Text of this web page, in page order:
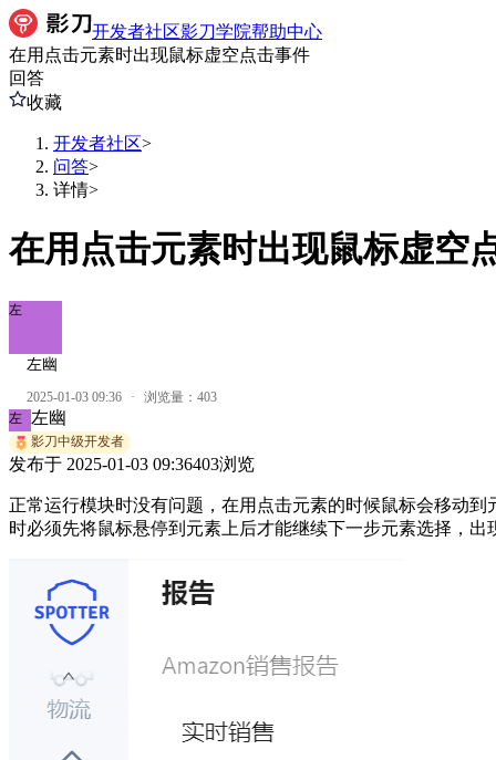
开发者社区影刀学院帮助中心
在用点击元素时出现鼠标虚空点击事件
回答
收藏
开发者社区>
问答>
详情>
在用点击元素时出现鼠标虚空
左
左幽
2025-01-03 09:36 · 浏览量： 403
左
左幽
影刀中级开发者
发布于 2025-01-03 09:36403浏览
正常运行模块时没有问题，在用点击元素的时候鼠标会移动
时必须先将鼠标悬停到元素上后才能继续下一步元素选择，